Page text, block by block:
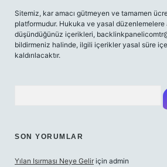
Sitemiz, kar amacı gütmeyen ve tamamen
platformudur. Hukuka ve yasal düzenlemelere
düşündüğünüz içerikleri,
bildirmeniz halinde, ilgili içerikler yasal süre
kaldırılacaktır.
SON YORUMLAR
Yılan Isırması Neye Gelir için admin